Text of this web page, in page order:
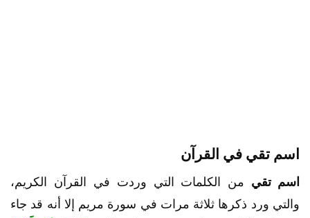
اسم تقي في القرآن
اسم تقي من الكلمات التي وردت في القرآن الكريم،
والتي ورد ذكرها ثلاثة مرات في سورة مريم إلا أنه قد جاء